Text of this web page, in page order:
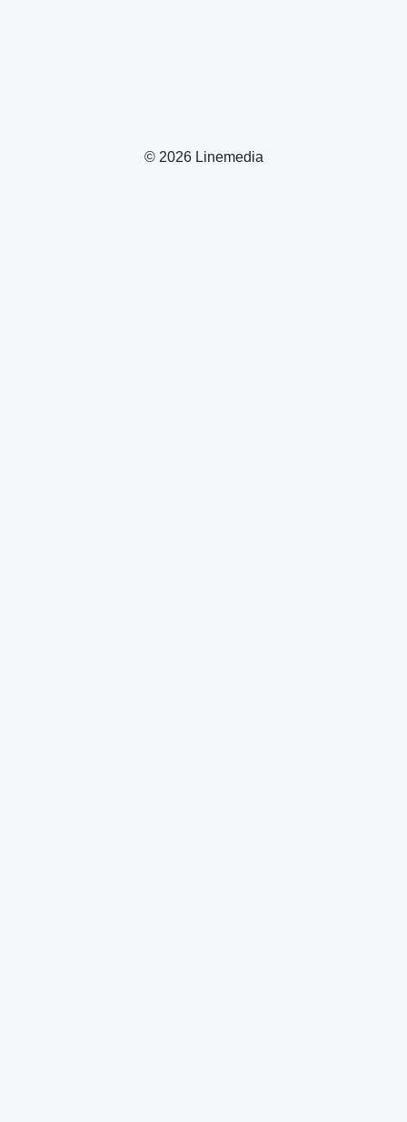
© 2026 Linemedia